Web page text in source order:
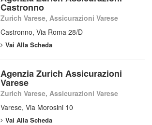
Castronno
Zurich Varese, Assicurazioni Varese
Castronno, Via Roma 28/D
Vai Alla Scheda
Agenzia Zurich Assicurazioni
Varese
Zurich Varese, Assicurazioni Varese
Varese, Via Morosini 10
Vai Alla Scheda